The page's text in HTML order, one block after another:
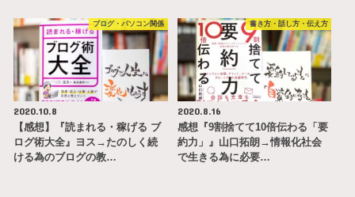
ブログ・パソコン関係
2020.10.8
【感想】『読まれる・稼げる ブ
ログ術大全』ヨス→たのしく続
ける為のブログの教…
書き方・話し方・伝え方
2020.8.16
感想『9割捨てて10倍伝わる「要
約力」』山口拓朗→情報化社会
で生きる為に必要…